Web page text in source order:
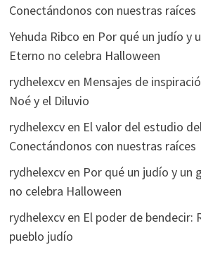
Conectándonos con nuestras raíces
Yehuda Ribco en Por qué un judío y
Eterno no celebra Halloween
rydhelexcven Mensajes de
Noé y el Diluvio
rydhelexcven El valor del estudio
Conectándonos con nuestras raíces
rydhelexcven Por qué un judío y un
no celebra Halloween
rydhelexcven El poder de bendecir:
pueblo judío